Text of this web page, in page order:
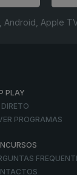
Android, Apple
PLAY
DIRETO
PROGRAMAS